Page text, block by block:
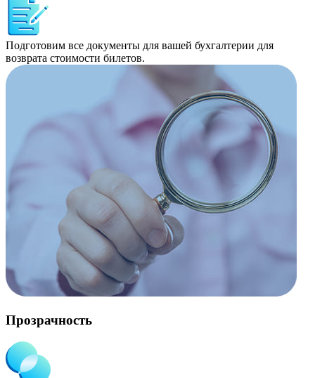
Подготовим все документы для вашей бухгалтерии для
возврата стоимости билетов.
Прозрачность